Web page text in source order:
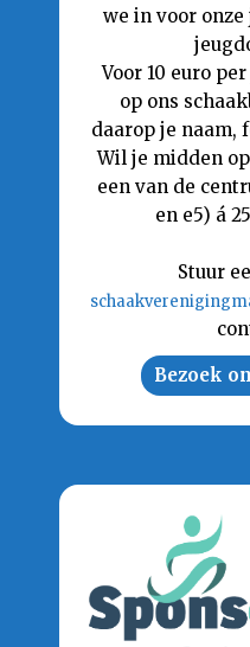
we in voor
Voor 10 euro
op ons
daarop je naam,
Wil je midden
een van de
en e5) á
Stuur
Bezoek